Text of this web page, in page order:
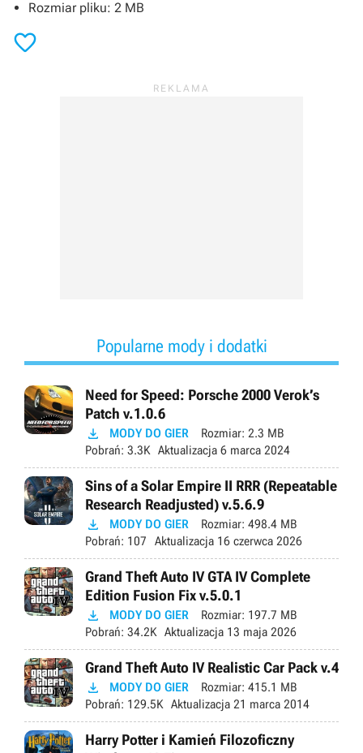
Rozmiar pliku: 2 MB

Popularne mody i dodatki
Need for Speed: Porsche 2000 Verok’s
Patch v.1.0.6
 MODY DO GIER Rozmiar: 2.3 MB
Pobrań: 3.3K Aktualizacja 6 marca 2024
Sins of a Solar Empire II RRR (Repeatable
Research Readjusted) v.5.6.9
 MODY DO GIER Rozmiar: 498.4 MB
Pobrań: 107 Aktualizacja 16 czerwca 2026
Grand Theft Auto IV GTA IV Complete
Edition Fusion Fix v.5.0.1
 MODY DO GIER Rozmiar: 197.7 MB
Pobrań: 34.2K Aktualizacja 13 maja 2026
Grand Theft Auto IV Realistic Car Pack v.4
 MODY DO GIER Rozmiar: 415.1 MB
Pobrań: 129.5K Aktualizacja 21 marca 2014
Harry Potter i Kamień Filozoficzny